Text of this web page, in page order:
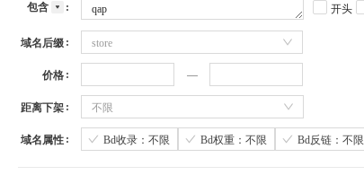
包含 开头
域名后缀 store
价格
距离下架 不限
域名属性 Bd收录：不限 Bd权重：不限 Bd反链：不限